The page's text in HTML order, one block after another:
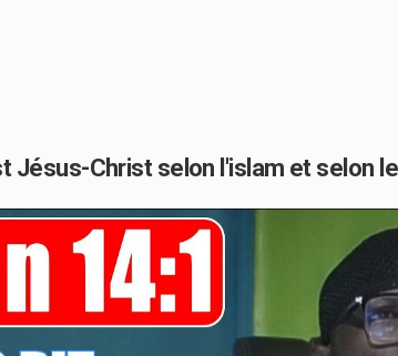
Jésus-Christ selon l'islam et selon